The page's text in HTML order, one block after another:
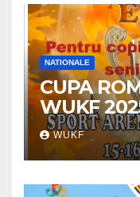
NATIONALE
CUPA
WUKF
WUKF